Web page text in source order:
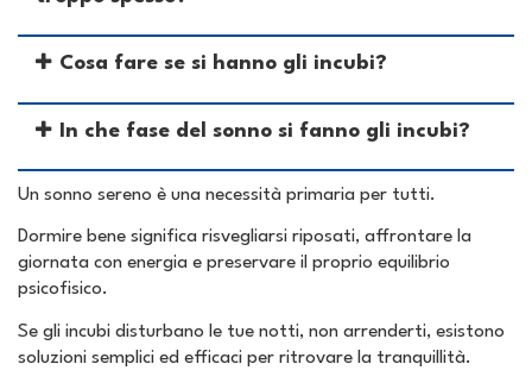
Cosa fare se si hanno gli incubi?
In che fase del sonno si fanno gli incubi?
Un sonno sereno è una necessità primaria per tutti.
Dormire bene significa risvegliarsi riposati, affrontare la
giornata con energia e preservare il proprio equilibrio
psicofisico.
Se gli incubi disturbano le tue notti, non arrenderti, esistono
soluzioni semplici ed efficaci per ritrovare la tranquillità.